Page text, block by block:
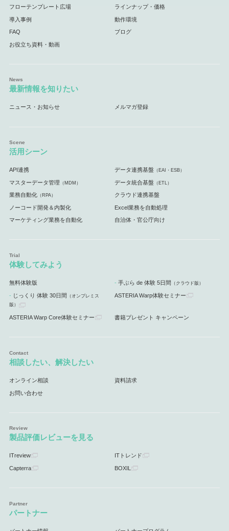
フローテンプレート広場 ラインナップ・価格
導入事例 動作環境
FAQ ブログ
お役立ち資料・動画
最新情報を知りたい
ニュース・お知らせ メルマガ登録
活用シーン
API連携 データ連携基盤 （EAI・ESB）
マスターデータ管理 （MDM） データ統合基盤 （ETL）
業務自動化（RPA） クラウド連携基盤
ノーコード開発＆内製化 Excel業務を自動処理
マーケティング業務を自動化 自治体・官公庁向け
体験してみよう
無料体験版 手ぶら de 体験 5日間 （クラウド版）
じっくり 体験 30日間 （オンプレミス
版）
ASTERIA Warp体験セミナー
ASTERIA Warp Core体験セミナー 書籍プレゼント キャンペーン
相談したい、解決したい
オンライン相談 資料請求
お問い合わせ
製品評価レビューを見る
ITreview ITトレンド
Capterra BOXIL
パートナー